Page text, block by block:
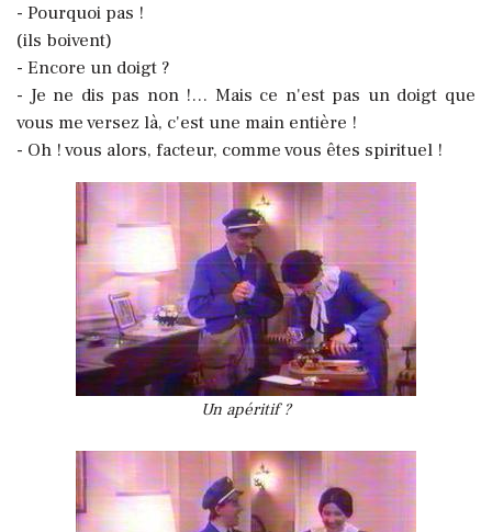
- Pourquoi pas !
(ils boivent)
- Encore un doigt ?
- Je ne dis pas non !… Mais ce n'est pas un doigt que
vous me versez là, c'est une main entière !
- Oh ! vous alors, facteur, comme vous êtes spirituel !
Un apéritif ?